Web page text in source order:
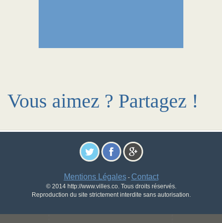
Vous aimez ? Partagez !
Mentions Légales- Contact
© 2014 http://www.villes.co. Tous droits réservés.
Reproduction du site strictement interdite sans autorisation.